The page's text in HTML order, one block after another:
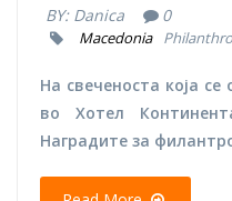
BY: Danica 0
Macedonia
На свеченоста која
во Хотел
Наградите за